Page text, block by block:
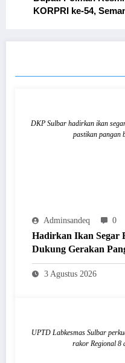
KORPRI ke-54,
DKP Sulbar hadirkan ikan
pastikan pangan
Adminsandeq 0
Hadirkan Ikan Segar
Dukung Gerakan
Masyarakat
3 Agustus 2026
UPTD Labkesmas Sulbar
rakor Regional 8